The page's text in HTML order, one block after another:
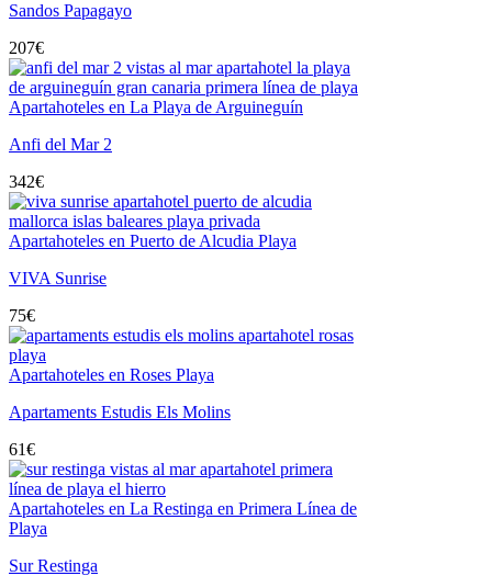
Sandos Papagayo
207€
Apartahoteles en La Playa de Arguineguín
Anfi del Mar 2
342€
Apartahoteles en Puerto de Alcudia Playa
VIVA Sunrise
75€
Apartahoteles en Roses Playa
Apartaments Estudis Els Molins
61€
Apartahoteles en La Restinga en Primera Línea de
Playa
Sur Restinga